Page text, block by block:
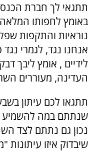
תתגאי לך חברת
באומץ לחפותו
נוראיות והתקפות
אנחנו נגד, לגמרי
לידיים , אומץ ליבך
העדינה, מעוררים
שנתתם במה להשמיע
נכון גם נתתם לצד
שיבדוק איזו